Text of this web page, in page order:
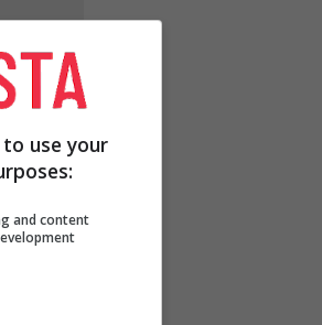
Se
un
use your
and content